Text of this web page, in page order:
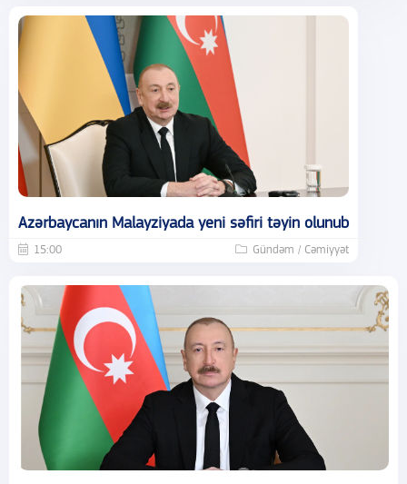
Azərbaycanın Malayziyada yeni səfiri təyin olunub
15:00 Gündəm / Cəmiyyət